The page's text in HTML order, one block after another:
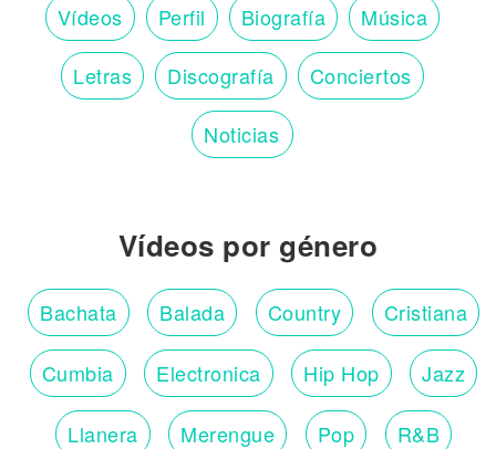
Vídeos Perfil Biografía Música
Letras Discografía Conciertos
Noticias
Vídeos por género
Bachata Balada Country Cristiana
Cumbia Electronica Hip Hop Jazz
Llanera Merengue Pop R&B